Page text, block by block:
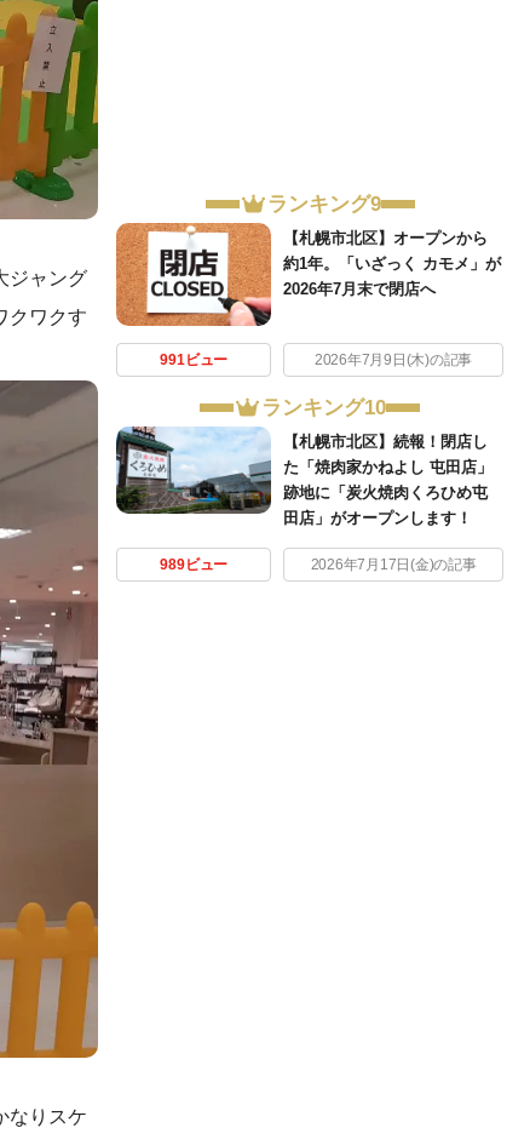
ジャング
クワクす
なりスケ
ランキング9
【札幌市北区】オープンから
約1年。「いざっく カモメ」が
2026年7月末で閉店へ
991ビュー 2026年7月9日(木)の記事
ランキング10
【札幌市北区】続報！閉店し
た「焼肉家かねよし 屯田店」
跡地に「炭火焼肉くろひめ屯
田店」がオープンします！
989ビュー 2026年7月17日(金)の記事